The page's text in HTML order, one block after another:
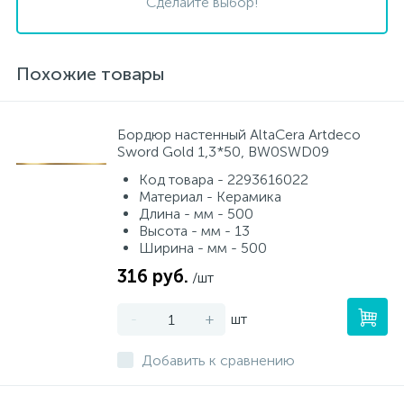
Похожие товары
Бордюр настенный AltaCera Artdeco
Sword Gold 1,3*50, BW0SWD09
Код товара - 2293616022
Материал - Керамика
Длина - мм - 500
Высота - мм - 13
Ширина - мм - 500
316 руб. /шт
- + шт
Добавить к сравнению